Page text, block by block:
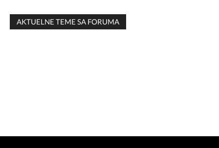
AKTUELNE TEME SA FORUMA